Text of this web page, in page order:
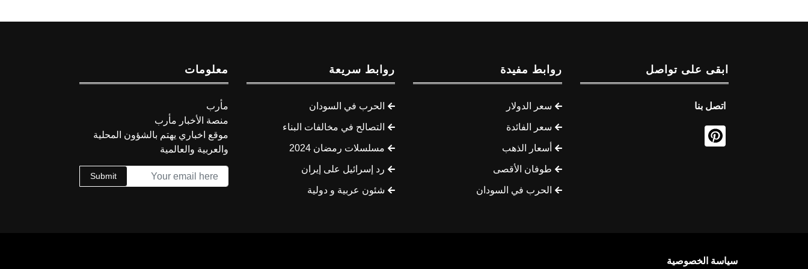
ابقى على تواصل
اتصل بنا
روابط مفيدة
سعر الدولار
سعر الفائدة
أسعار الذهب
طوفان الأقصى
الحرب في السودان
روابط سريعة
الحرب في السودان
التصالح في مخالفات البناء
مسلسلات رمضان 2024
رد إسرائيل على إيران
شئون عربية و دولية
معلومات
مأرب
منصة الأخبار مأرب
موقع اخباري يهتم بالشؤون المحلية
والعربية والعالمية
Submit
سياسة الخصوصية